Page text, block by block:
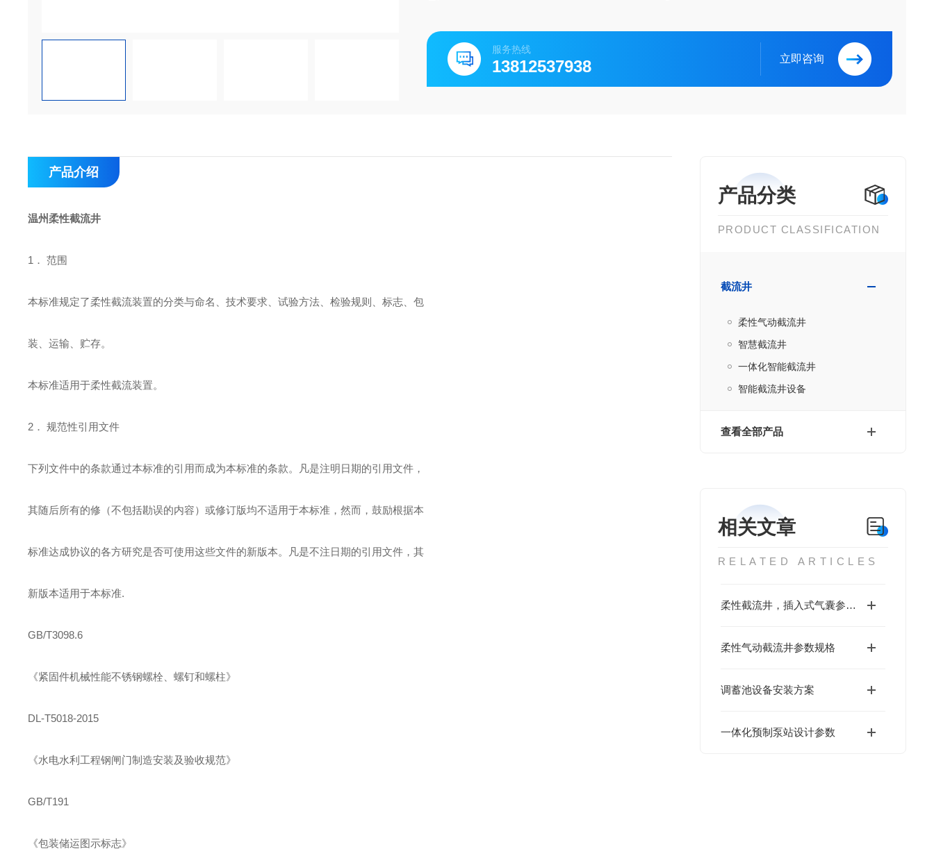
2． 规范性引用文件
服务热线
13812537938 立即咨询
产品分类
PRODUCT CLASSIFICATION
截流井
柔性气动截流井
智慧截流井
一体化智能截流井
智能截流井设备
查看全部产品
相关文章
RELATED ARTICLES
柔性截流井，插入式气囊参数设定
柔性气动截流井参数规格
调蓄池设备安装方案
一体化预制泵站设计参数
产品介绍
温州柔性截流井
1． 范围
本标准规定了柔性截流装置的分类与命名、技术要求、试验方法、检验规则、标志、包
装、运输、贮存。
本标准适用于柔性截流装置。
2． 规范性引用文件
下列文件中的条款通过本标准的引用而成为本标准的条款。凡是注明日期的引用文件，
其随后所有的修（不包括勘误的内容）或修订版均不适用于本标准，然而，鼓励根据本
标准达成协议的各方研究是否可使用这些文件的新版本。凡是不注日期的引用文件，其
新版本适用于本标准.
GB/T3098.6
《紧固件机械性能不锈钢螺栓、螺钉和螺柱》
DL-T5018-2015
《水电水利工程钢闸门制造安装及验收规范》
GB/T191
《包装储运图示标志》